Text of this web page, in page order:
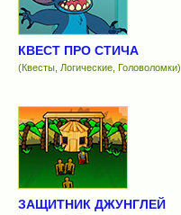
КВЕСТ ПРО СТИЧА
(Квесты, Логические, Головоломки)
ЗАЩИТНИК ДЖУНГЛЕЙ